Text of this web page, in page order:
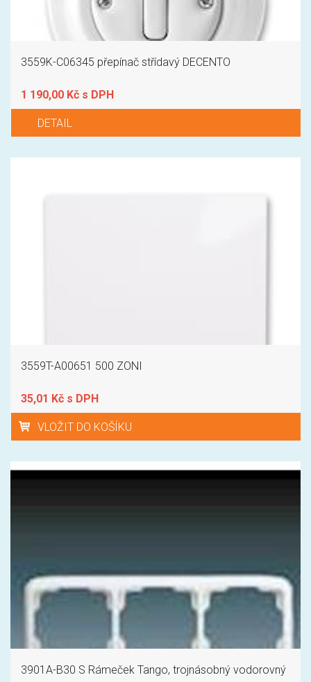
3559K-C06345 přepínač střídavý DECENTO
1 190,00 Kč s DPH
DETAIL
3559T-A00651 500 ZONI
35,01 Kč s DPH
VLOŽIT DO KOŠÍKU
3901A-B30 S Rámeček Tango, trojnásobný vodorovný